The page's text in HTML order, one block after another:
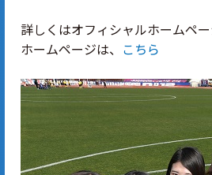
詳しくはオフィシャルホームペ
ホームページは、 こちら